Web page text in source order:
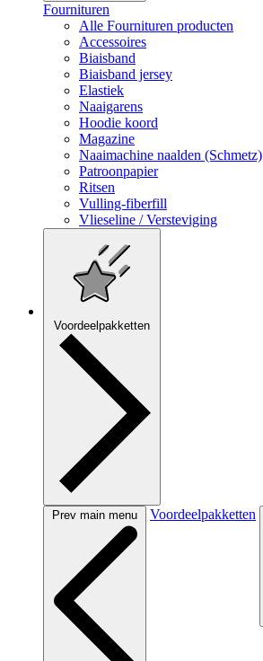
Fournituren
Alle Fournituren producten
Accessoires
Biaisband
Biaisband jersey
Elastiek
Naaigarens
Hoodie koord
Magazine
Naaimachine naalden (Schmetz)
Patroonpapier
Ritsen
Vulling-fiberfill
Vlieseline / Versteviging
Voordeelpakketten
Prev main menu Voordeelpakketten